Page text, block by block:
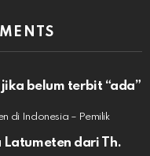
belum terbit “ada”
di Indonesia – Pemilik
Latumeten dari Th.